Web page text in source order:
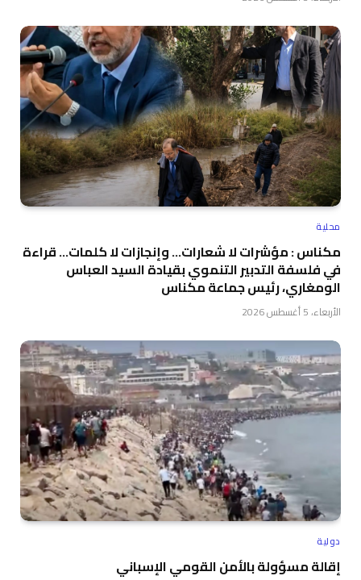
محلية
مكناس : مؤشرات لا شعارات… وإنجازات لا كلمات… قراءة
في فلسفة التدبير التنموي بقيادة السيد العباس
الومغاري، رئيس جماعة مكناس
الأربعاء، 5 أغسطس 2026
دولية
إقالة مسؤولة بالأمن القومي الإسباني